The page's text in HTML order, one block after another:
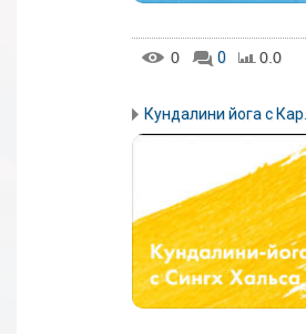
0 0 0.0
Кундалини йога с Кар...